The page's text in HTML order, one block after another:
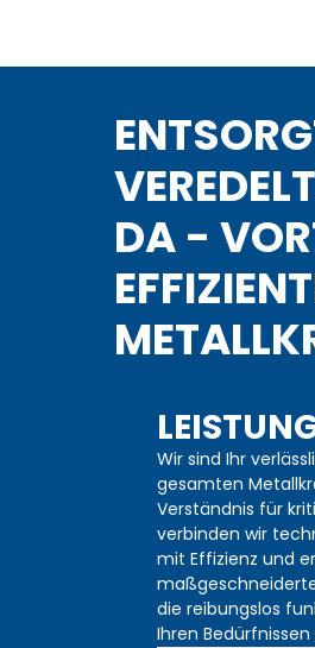
DA -
Wir sind Ihr
gesamten
Verständnis für
verbinden wir
mit Effizienz und
die reibungslos
Ihren